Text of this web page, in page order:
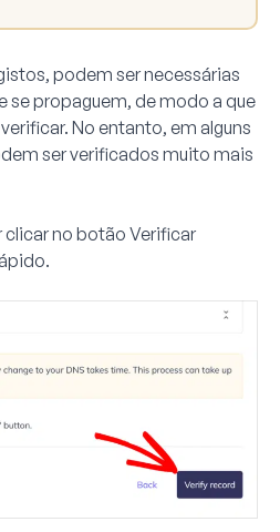
podem ser necessárias
se propaguem, de modo a que
No entanto, em alguns
ser verificados muito mais
clicar no botão Verificar